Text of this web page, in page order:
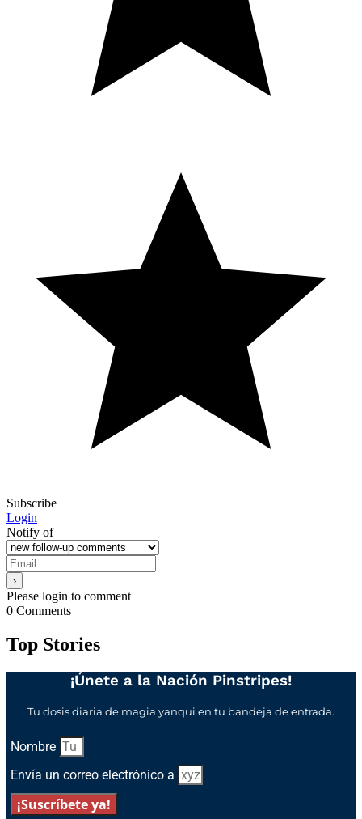
Subscribe
Login
Notify of
Please login to comment
0 Comments
Top Stories
¡Únete a la Nación Pinstripes!
Tu dosis diaria de magia yanqui en tu bandeja de entrada.
Nombre
Envía un correo electrónico a
¡Suscríbete ya!